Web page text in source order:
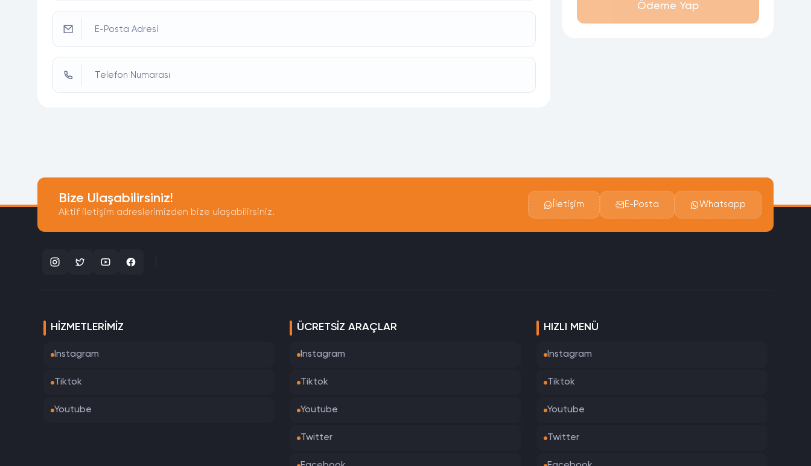
E-Posta Adresi
Telefon Numarası
Ödeme Yap
Bize Ulaşabilirsiniz!
Aktif iletişim adreslerimizden bize ulaşabilirsiniz.
İletişim E-Posta Whatsapp
HIZMETLERIMIZ
Instagram
Tiktok
Youtube
ÜCRETSIZ ARAÇLAR
Instagram
Tiktok
Youtube
Twitter
HIZLI MENÜ
Instagram
Tiktok
Youtube
Twitter